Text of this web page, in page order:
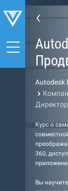
Autodesk
Курс о
360,
Вы